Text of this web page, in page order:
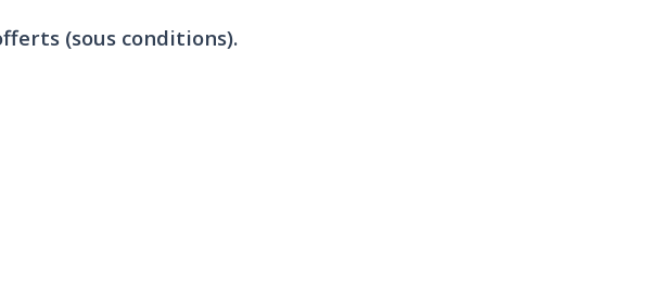
(sous conditions).